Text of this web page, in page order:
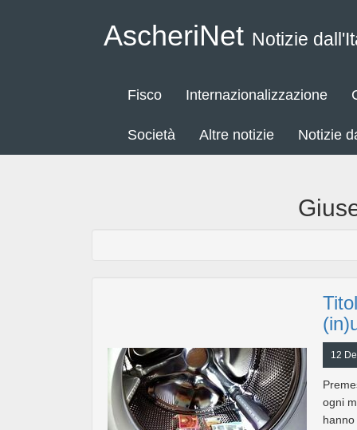
AscheriNet Notizie
Fisco Internazionalizzazione
Società Altre notizie Notizie
12
ogni